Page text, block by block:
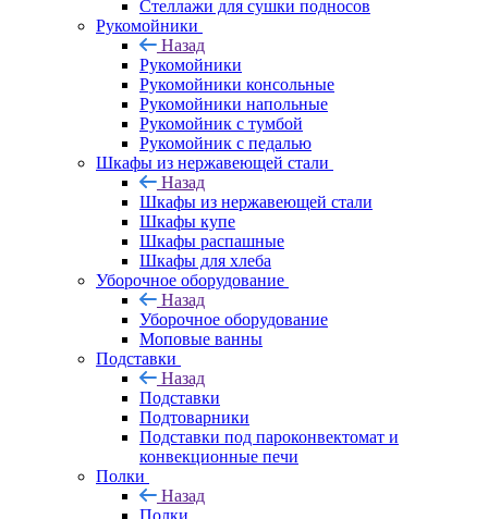
Стеллажи для сушки подносов
Рукомойники
Назад
Рукомойники
Рукомойники консольные
Рукомойники напольные
Рукомойник с тумбой
Рукомойник с педалью
Шкафы из нержавеющей стали
Назад
Шкафы из нержавеющей стали
Шкафы купе
Шкафы распашные
Шкафы для хлеба
Уборочное оборудование
Назад
Уборочное оборудование
Моповые ванны
Подставки
Назад
Подставки
Подтоварники
Подставки под пароконвектомат и
конвекционные печи
Полки
Назад
Полки